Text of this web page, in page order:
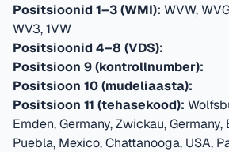
Positsioonid 1–3 (WMI): WVW,
WV3, 1VW
Positsioonid 4–8 (VDS):
Positsioon 9 (kontrollnumber):
Positsioon 10 (mudeliaasta):
Positsioon 11 (tehasekood):
Emden, Germany, Zwickau,
Puebla, Mexico, Chattanooga, USA,